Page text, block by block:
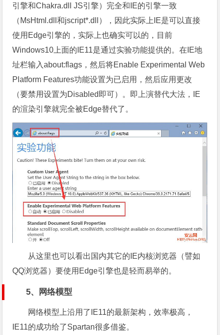
引擎和Chakra.dll JS引擎）完全和IE的引擎一致
（MsHtml.dll和jscript*.dll），因此实际上IE是可以直接
使用Edge引擎的，实际上也确实可以的，目前
Windows10上面的IE11是通过实验功能提供的。在IE地
址栏输入about:flags，然后将Enable Experimental Web
Platform Features功能设置为已启用，然后应用更改
（要禁用设置为Disabled即可）。即上演替代大法，IE
的渲染引擎就完全被Edge替代了。
从这里也可以看出国内其它的IE内核浏览器（譬如
QQ浏览器）要使用Edge引擎也是轻而易举的。
5、网络模型
网络模型上沿用了IE11的最新架构，效率极高，
IE11的成功给了Spartan很多借鉴。